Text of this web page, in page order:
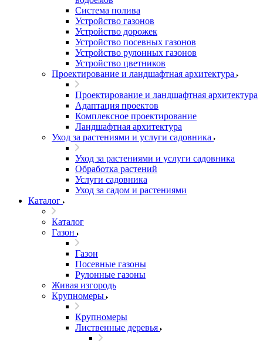
Система полива
Устройство газонов
Устройство дорожек
Устройство посевных газонов
Устройство рулонных газонов
Устройство цветников
Проектирование и ландшафтная архитектура
Проектирование и ландшафтная архитектура
Адаптация проектов
Комплексное проектирование
Ландшафтная архитектура
Уход за растениями и услуги садовника
Уход за растениями и услуги садовника
Обработка растений
Услуги садовника
Уход за садом и растениями
Каталог
Каталог
Газон
Газон
Посевные газоны
Рулонные газоны
Живая изгородь
Крупномеры
Крупномеры
Лиственные деревья